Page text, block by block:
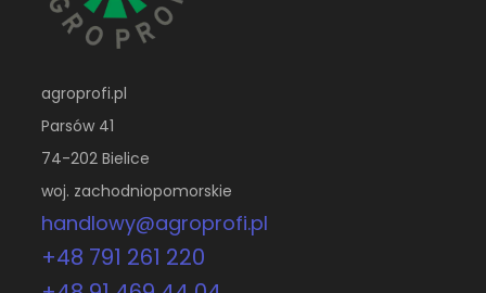
agroprofi.pl
Parsów 41
74-202 Bielice
woj. zachodniopomorskie
handlowy@agroprofi.pl
+48 791 261 220